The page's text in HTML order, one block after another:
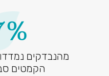
מהנבדקים
הקמטים